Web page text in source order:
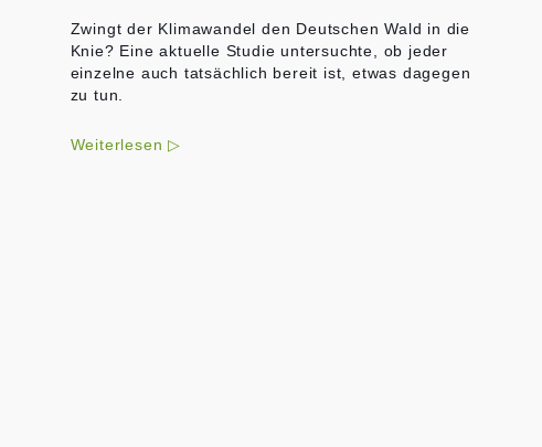
Zwingt der Klimawandel den Deutschen Wald in die
Knie? Eine aktuelle Studie untersuchte, ob jeder
einzelne auch tatsächlich bereit ist, etwas dagegen
zu tun.
Weiterlesen ▷